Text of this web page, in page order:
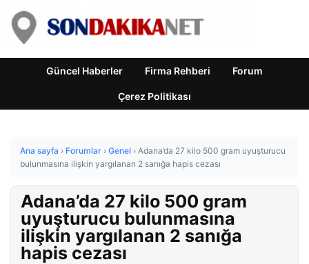
Güncel Haberler Firma Rehberi Forum
Çerez Politikası
Ana sayfa › Forumlar › Genel › Adana’da 27 kilo 500 gram uyuşturucu
bulunmasına ilişkin yargılanan 2 sanığa hapis cezası
Adana’da 27 kilo 500 gram
uyuşturucu bulunmasına
ilişkin yargılanan 2 sanığa
hapis cezası